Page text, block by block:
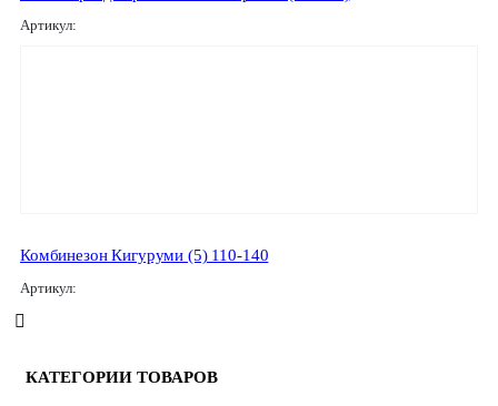
Артикул:
Комбинезон Кигуруми (5) 110-140
Артикул:
КАТЕГОРИИ ТОВАРОВ